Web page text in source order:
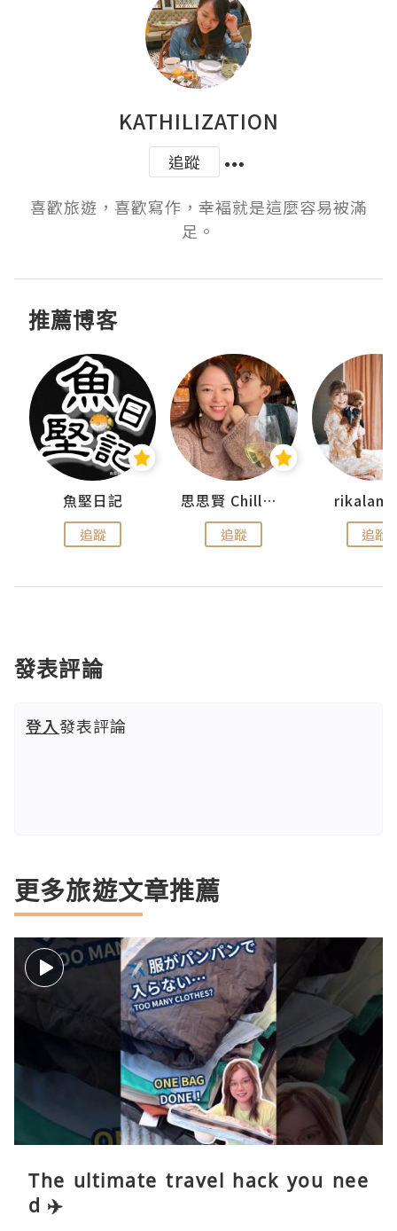
KATHILIZATION
追蹤
喜歡旅遊，喜歡寫作，幸褔就是這麼容易被滿
足。
推薦博客
魚堅日記
追蹤
思思賢 ChillMyBabe
追蹤 追蹤
發表評論
登入發表評論
更多旅遊文章推薦
The ultimate travel hack you nee
d ✈️